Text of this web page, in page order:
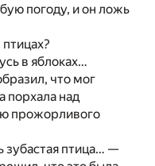
погоду, и он ложь
в яблоках…
что мог
порхала над
прожорливого
зубастая птица… —